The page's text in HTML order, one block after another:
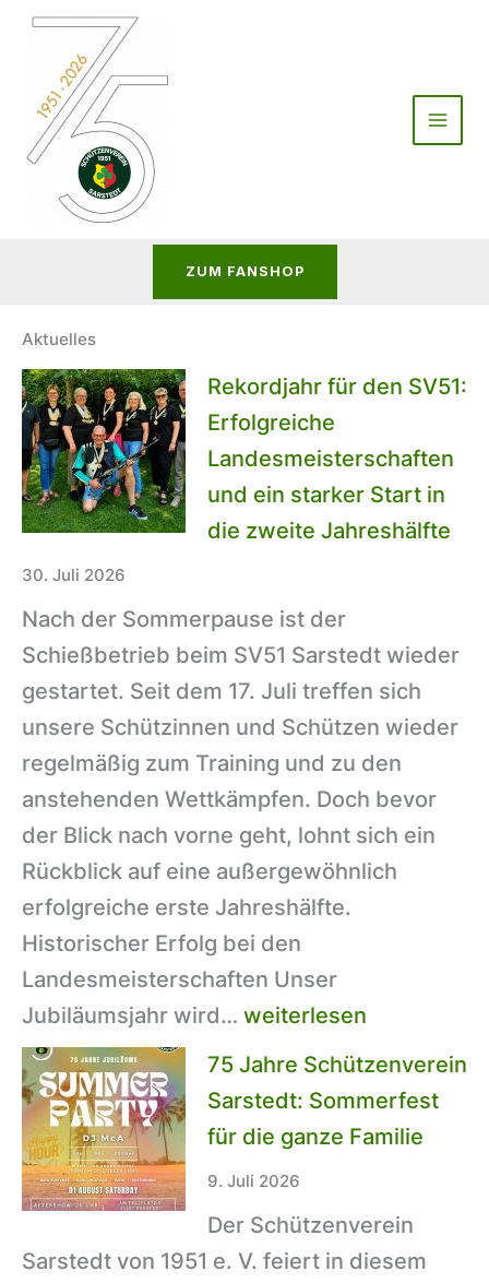
Zum
springen
ZUM FANSHOP
Aktuelles
Rekordjahr für den SV51:
Erfolgreiche
Landesmeisterschaften
und ein starker Start in
die zweite Jahreshälfte
30. Juli 2026
Nach der Sommerpause ist der
Schießbetrieb beim SV51 Sarstedt wieder
gestartet. Seit dem 17. Juli treffen sich
unsere Schützinnen und Schützen wieder
regelmäßig zum Training und zu den
anstehenden Wettkämpfen. Doch bevor
der Blick nach vorne geht, lohnt sich ein
Rückblick auf eine außergewöhnlich
erfolgreiche erste Jahreshälfte.
Historischer Erfolg bei den
Landesmeisterschaften Unser
Jubiläumsjahr wird… Rekordjahr
für
SV51:
Erfolgreiche
Landesmeisterschaften
und
ein
weiterlesen
75 Jahre Schützenverein
Sarstedt: Sommerfest
für die ganze Familie
9. Juli 2026
Der Schützenverein
Sarstedt von 1951 e. V. feiert in diesem